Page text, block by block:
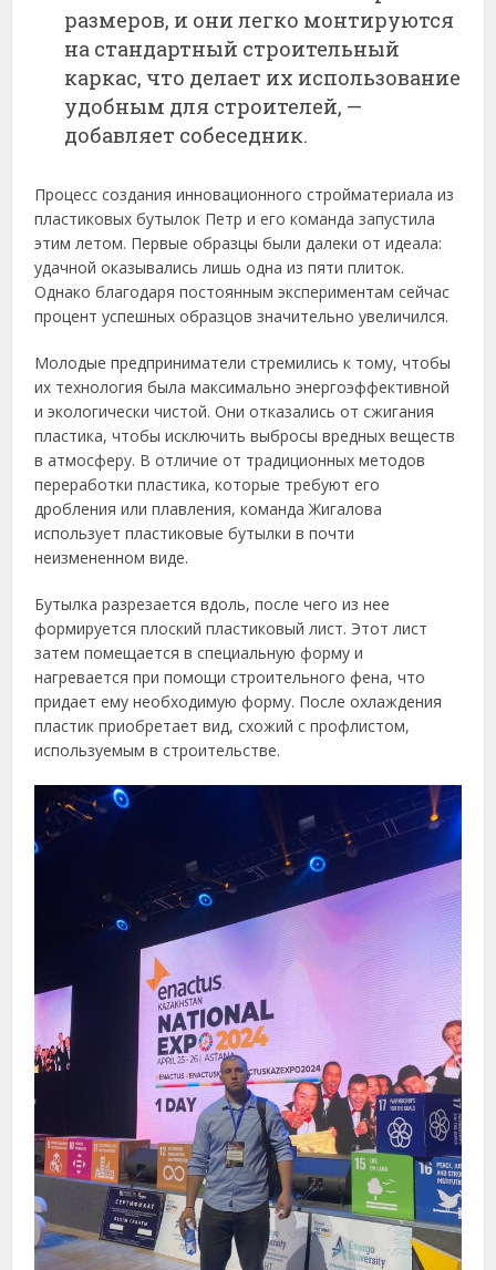
размеров, и они легко монтируются
на стандартный строительный
каркас, что делает их использование
удобным для строителей, —
добавляет собеседник.
Процесс создания инновационного стройматериала из
пластиковых бутылок Петр и его команда запустила
этим летом. Первые образцы были далеки от идеала:
удачной оказывались лишь одна из пяти плиток.
Однако благодаря постоянным экспериментам сейчас
процент успешных образцов значительно увеличился.
Молодые предприниматели стремились к тому, чтобы
их технология была максимально энергоэффективной
и экологически чистой. Они отказались от сжигания
пластика, чтобы исключить выбросы вредных веществ
в атмосферу. В отличие от традиционных методов
переработки пластика, которые требуют его
дробления или плавления, команда Жигалова
использует пластиковые бутылки в почти
неизмененном виде.
Бутылка разрезается вдоль, после чего из нее
формируется плоский пластиковый лист. Этот лист
затем помещается в специальную форму и
нагревается при помощи строительного фена, что
придает ему необходимую форму. После охлаждения
пластик приобретает вид, схожий с профлистом,
используемым в строительстве.